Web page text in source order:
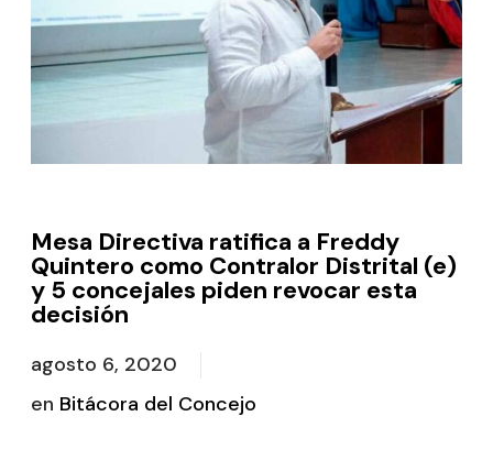
Mesa Directiva ratifica a Freddy
Quintero como Contralor Distrital (e)
y 5 concejales piden revocar esta
decisión
agosto 6, 2020
en Bitácora del Concejo